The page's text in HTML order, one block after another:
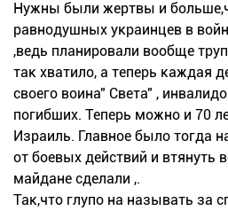
Нужны были жертвы и
равнодушных украинцев в
,ведь планировали вообще
так хватило, а теперь каждая
своего воина" Света" ,
погибших. Теперь можно и 70
Израиль. Главное было тогда
от боевых действий и втянуть
майдане сделали ,.
Так,что глупо на называть за